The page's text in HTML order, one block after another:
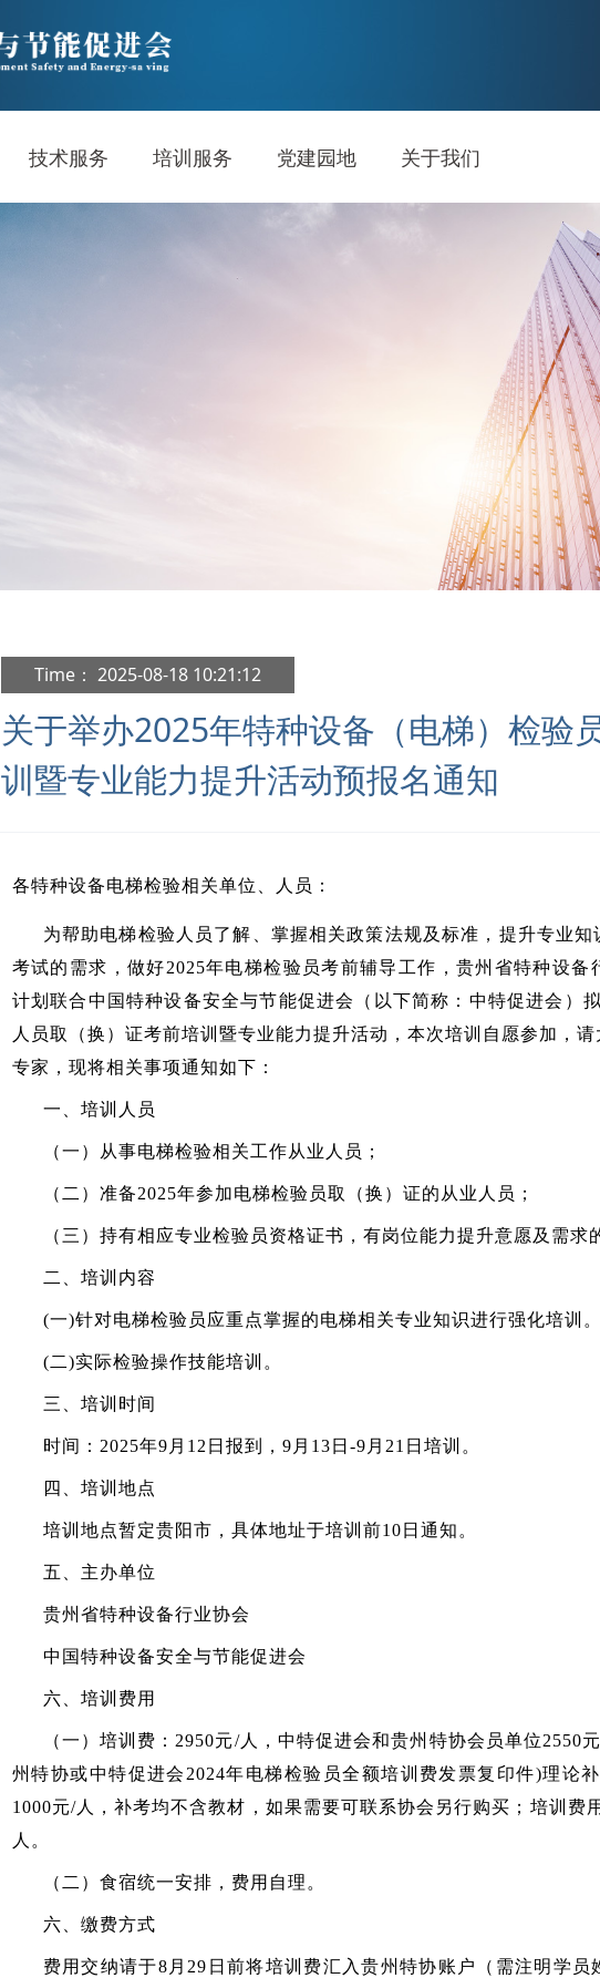
技术服务 培训服务 党建园地 关于我们
Time： 2025-08-18 10:21:12
关于举办2025年特种设备（电梯）检验
训暨专业能力提升活动预报名通知
各特种设备电梯检验相关单位、人员：
为帮助电梯检验人员了解、掌握相关政策法规及标准，提升专业
考试的需求，做好2025年电梯检验员考前辅导工作，贵州省特种设备
计划联合中国特种设备安全与节能促进会（以下简称：中特促进会）
人员取（换）证考前培训暨专业能力提升活动，本次培训自愿参加，
专家，现将相关事项通知如下：
一、培训人员
（一）从事电梯检验相关工作从业人员；
（二）准备2025年参加电梯检验员取（换）证的从业人员；
（三）持有相应专业检验员资格证书，有岗位能力提升意愿及需求
二、培训内容
(一)针对电梯检验员应重点掌握的电梯相关专业知识进行强化培训。
(二)实际检验操作技能培训。
三、培训时间
时间：2025年9月12日报到，9月13日-9月21日培训。
四、培训地点
培训地点暂定贵阳市，具体地址于培训前10日通知。
五、主办单位
贵州省特种设备行业协会
中国特种设备安全与节能促进会
六、培训费用
（一）培训费：2950元/人，中特促进会和贵州特协会员单位2550
州特协或中特促进会2024年电梯检验员全额培训费发票复印件)理论
1000元/人，补考均不含教材，如果需要可联系协会另行购买；培训费
人。
（二）食宿统一安排，费用自理。
六、缴费方式
费用交纳请于8月29日前将培训费汇入贵州特协账户（需注明学员